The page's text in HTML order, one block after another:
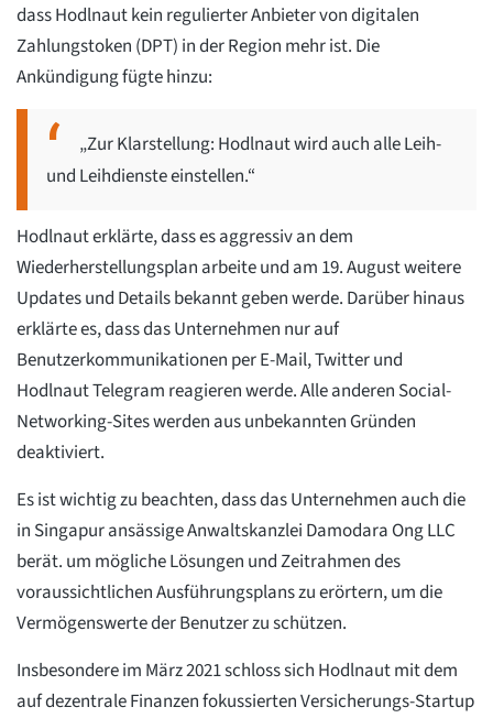
dass Hodlnaut kein regulierter Anbieter von digitalen
Zahlungstoken (DPT) in der Region mehr ist. Die
Ankündigung fügte hinzu:
„Zur Klarstellung: Hodlnaut wird auch alle Leih-
und Leihdienste einstellen.“
Hodlnaut erklärte, dass es aggressiv an dem
Wiederherstellungsplan arbeite und am 19. August weitere
Updates und Details bekannt geben werde. Darüber hinaus
erklärte es, dass das Unternehmen nur auf
Benutzerkommunikationen per E-Mail, Twitter und
Hodlnaut Telegram reagieren werde. Alle anderen Social-
Networking-Sites werden aus unbekannten Gründen
deaktiviert.
Es ist wichtig zu beachten, dass das Unternehmen auch die
in Singapur ansässige Anwaltskanzlei Damodara Ong LLC
berät. um mögliche Lösungen und Zeitrahmen des
voraussichtlichen Ausführungsplans zu erörtern, um die
Vermögenswerte der Benutzer zu schützen.
Insbesondere im März 2021 schloss sich Hodlnaut mit dem
auf dezentrale Finanzen fokussierten Versicherungs-Startup